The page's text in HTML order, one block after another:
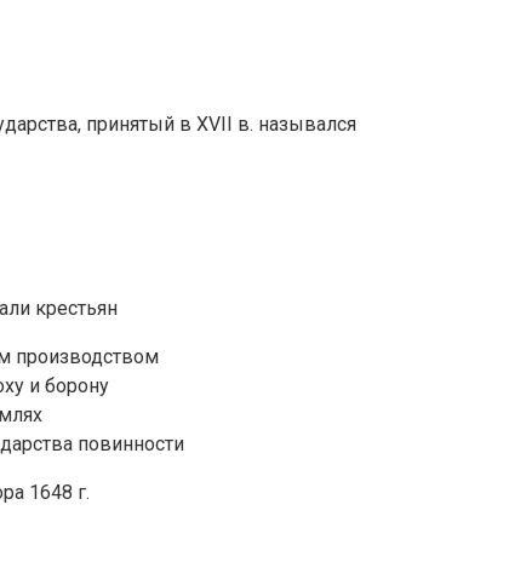
принятый в XVII в. назывался
крестьян
производством
и борону
повинности
1648 г.